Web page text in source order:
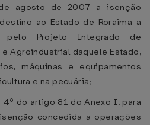
agosto de 2007 a isenção
ao Estado de Roraima a
pelo Projeto Integrado de
Agroindustrial daquele Estado,
máquinas e equipamentos
e na pecuária;
do artigo 81 do Anexo I, para
concedida a operações